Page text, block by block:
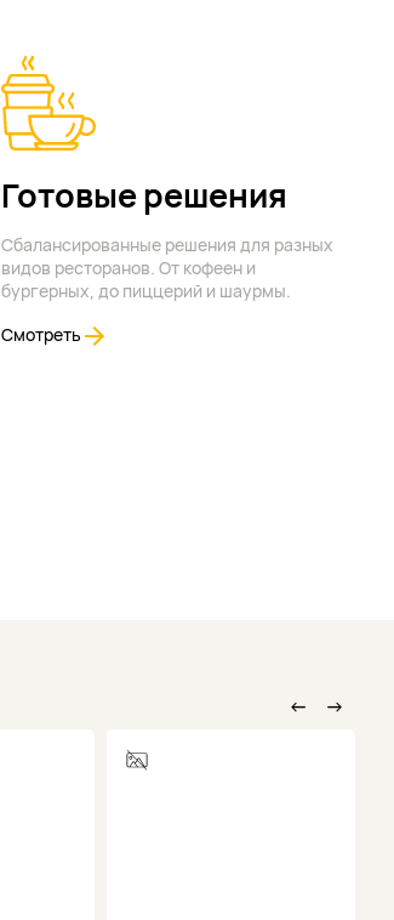
Готовые решения
Сбалансированные решения для разных
видов ресторанов. От кофеен и
бургерных, до пиццерий и шаурмы.
Смотреть
← →